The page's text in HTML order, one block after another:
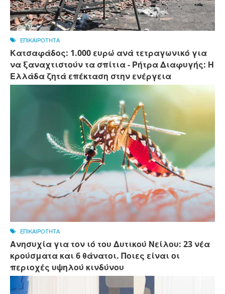
ΕΠΙΚΑΙΡΟΤΗΤΑ
Κατσαφάδος: 1.000 ευρώ ανά τετραγωνικό για
να ξαναχτιστούν τα σπίτια - Ρήτρα Διαφυγής: Η
Ελλάδα ζητά επέκταση στην ενέργεια
ΕΠΙΚΑΙΡΟΤΗΤΑ
Ανησυχία για τον ιό του Δυτικού Νείλου: 23 νέα
κρούσματα και 6 θάνατοι. Ποιες είναι οι
περιοχές υψηλού κινδύνου